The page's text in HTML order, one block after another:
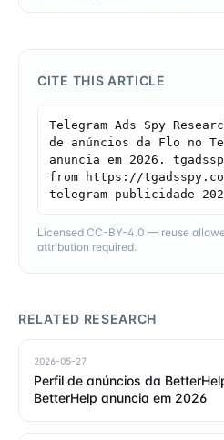
CITE THIS ARTICLE
Telegram Ads Spy
de anúncios da Flo no
anuncia em 2026.
from https://
telegram-publicidade-
Licensed CC-BY-4.0 — reuse
attribution required.
RELATED RESEARCH
2026-05-27
Perfil de anúncios da
BetterHelp anuncia em 2026